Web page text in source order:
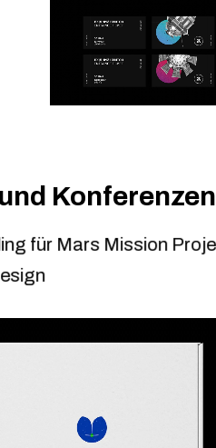
Konferenzen